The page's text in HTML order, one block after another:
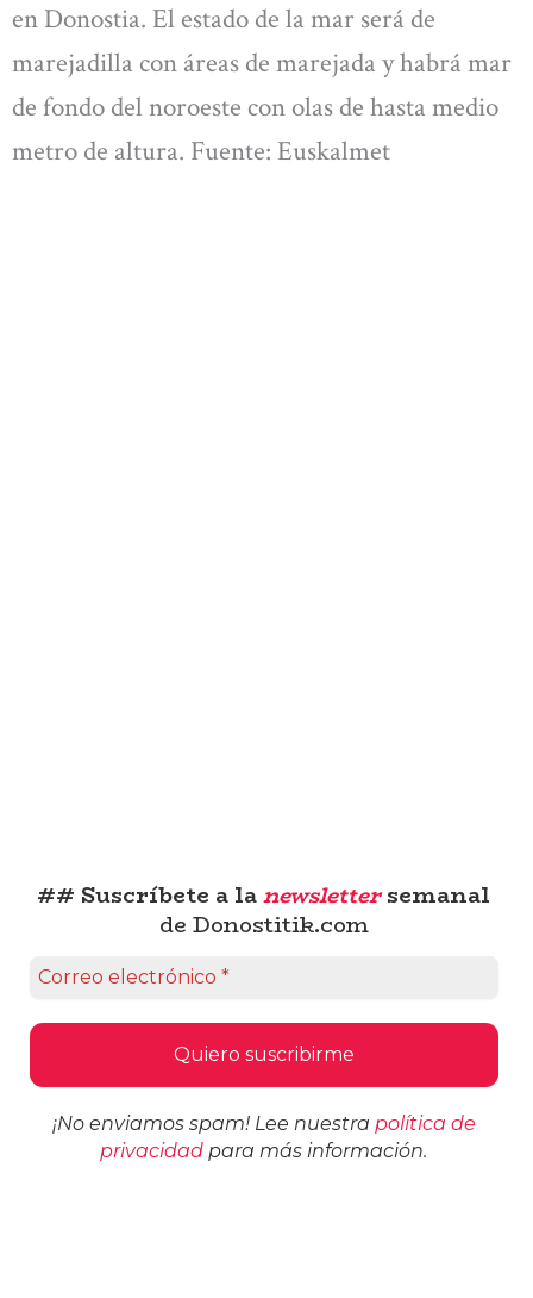
en Donostia. El estado de la mar será de
marejadilla con áreas de marejada y habrá mar
de fondo del noroeste con olas de hasta medio
metro de altura. Fuente: Euskalmet
## Suscríbete a lanewslettersemanal
de Donostitik.com
¡No enviamos spam! Lee nuestra política de
privacidad para más información.